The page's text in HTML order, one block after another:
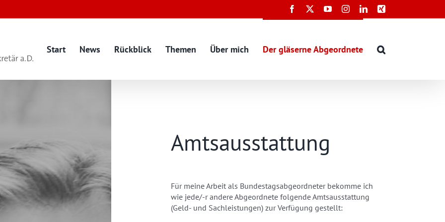
Facebook YouTubeInstagramLinkedInXing
Start News Rückblick Themen Über mich Der gläserne Abgeordnete
Amtsausstattung
Für meine Arbeit als Bundestagsabgeordneter bekomme ich
wie jede/-r andere Abgeordnete folgende Amtsausstattung
(Geld- und Sachleistungen) zur Verfügung gestellt: